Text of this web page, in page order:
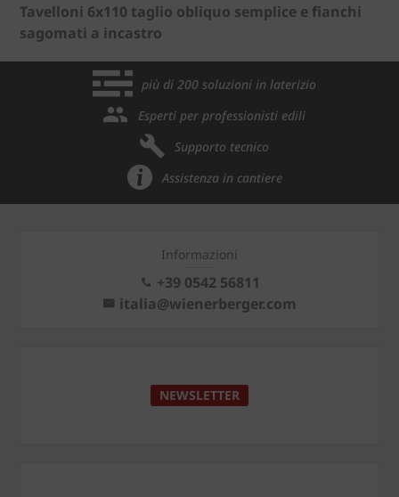
Tavelloni 6x110 taglio obliquo semplice e fianchi
sagomati a incastro
più di 200 soluzioni in laterizio
Esperti per professionisti edili
Supporto tecnico
Assistenza in cantiere
Informazioni
+39 0542 56811
italia@wienerberger.com
NEWSLETTER